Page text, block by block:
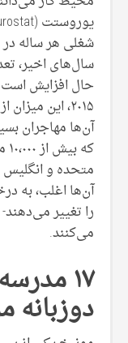
شغلی هر ساله در
سال‌های اخیر،
حال افزایش
آن‌ها مهاجران
متحده و
آن‌ها اغلب، به
را تغییر
می‌کنند.
دوزبانه